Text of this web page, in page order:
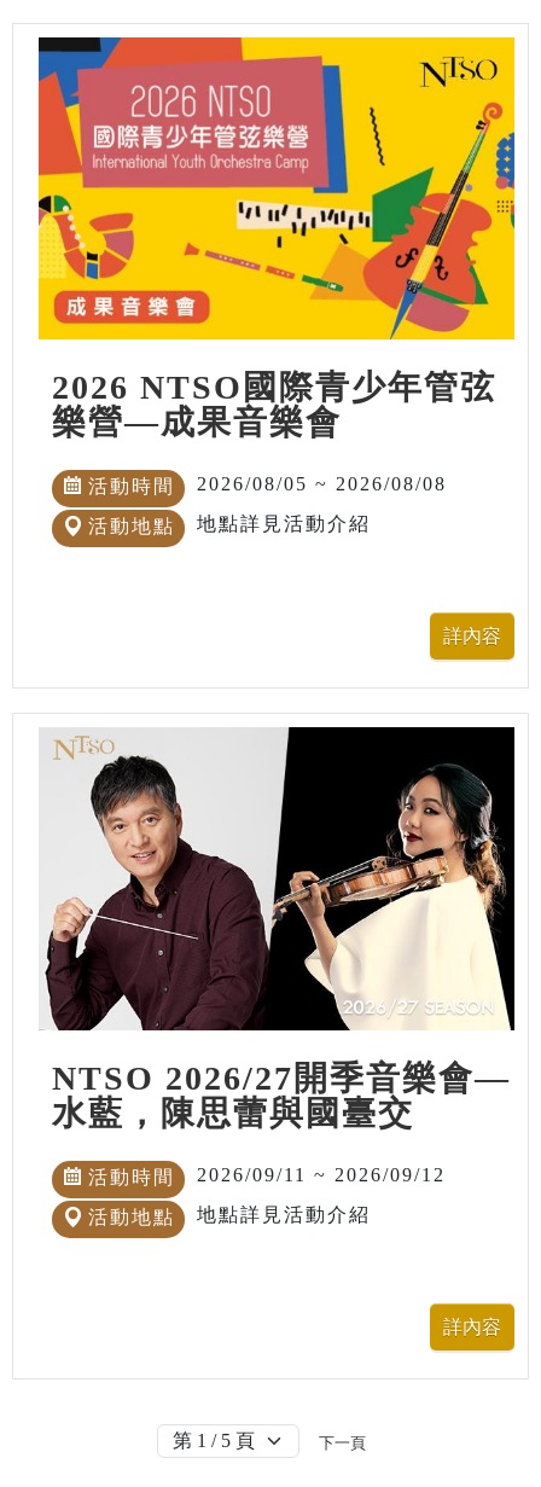
2026 NTSO國際青少年管弦
樂營—成果音樂會
活動時間 2026/08/05 ~ 2026/08/08
活動地點 地點詳見活動介紹
NTSO 2026/27開季音樂會—
水藍，陳思蕾與國臺交
活動時間 2026/09/11 ~ 2026/09/12
活動地點 地點詳見活動介紹
下一頁